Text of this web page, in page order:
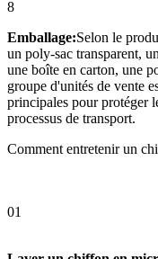
8
Emballage:Selon le
un poly-sac transparent,
une boîte en carton, une
groupe d'unités de vente
principales pour protéger
processus de transport.
Comment entretenir un
01